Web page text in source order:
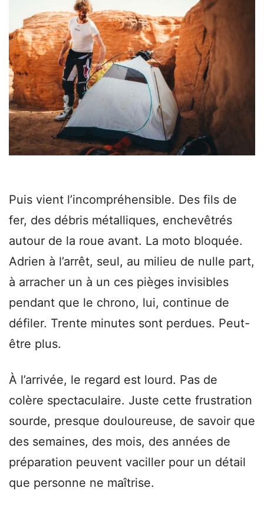
Puis vient l’incompréhensible. Des fils de
fer, des débris métalliques, enchevêtrés
autour de la roue avant. La moto bloquée.
Adrien à l’arrêt, seul, au milieu de nulle part,
à arracher un à un ces pièges invisibles
pendant que le chrono, lui, continue de
défiler. Trente minutes sont perdues. Peut-
être plus.
À l’arrivée, le regard est lourd. Pas de
colère spectaculaire. Juste cette frustration
sourde, presque douloureuse, de savoir que
des semaines, des mois, des années de
préparation peuvent vaciller pour un détail
que personne ne maîtrise.